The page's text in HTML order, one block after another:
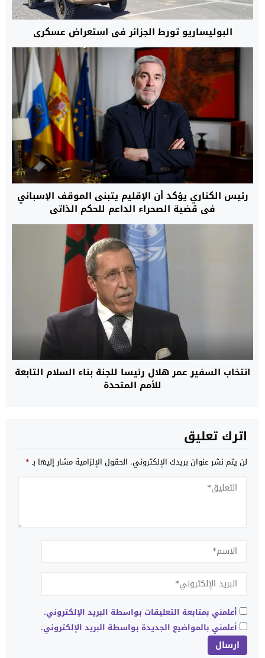
البوليساريو تورط الجزائر في استعراض عسكري
رئيس الكناري يؤكد أن الإقليم يتبنى الموقف الإسباني
في قضية الصحراء الداعم للحكم الذاتي
انتخاب السفير عمر هلال رئيسا للجنة بناء السلام التابعة
للأمم المتحدة
اترك تعليق
لن يتم نشر عنوان بريدك الإلكتروني. الحقول الإلزامية مشار إليها بـ*
أعلمني بمتابعة التعليقات بواسطة البريد الإلكتروني.
أعلمني بالمواضيع الجديدة بواسطة البريد الإلكتروني.